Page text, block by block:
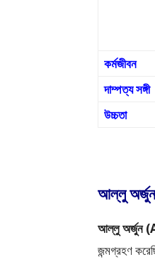
কর্মজীবন
দাম্পত্য সঙ্গী
উচ্চতা
আল্লু
আল্লু অর্জুন
জন্মগ্রহণ